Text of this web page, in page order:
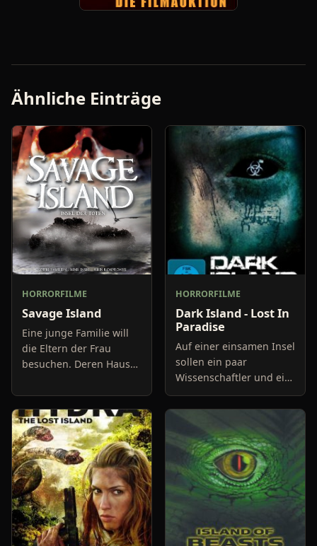
Ähnliche Einträge
HORRORFILME
Savage Island
Eine junge Familie will
die Eltern der Frau
besuchen. Deren Haus
nur von der Familie
selbst und ein paar
Hinterwäldlern bewohnt
wir
HORRORFILME
Dark Island - Lost In
Paradise
Auf einer einsamen Insel
sollen ein paar
Wissenschaftler und ein
Soldat einen Job für
einen Chemiekonzern
erledigen. Als sie auf
dem Eiland ankommen,
entdecke